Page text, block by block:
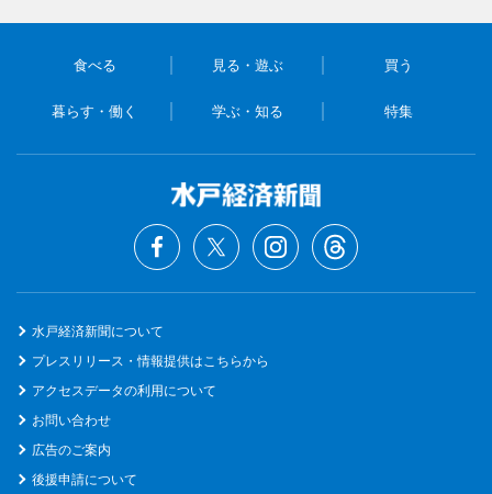
食べる 見る・遊ぶ 買う
暮らす・働く 学ぶ・知る 特集
水戸経済新聞について
プレスリリース・情報提供はこちらから
アクセスデータの利用について
お問い合わせ
広告のご案内
後援申請について